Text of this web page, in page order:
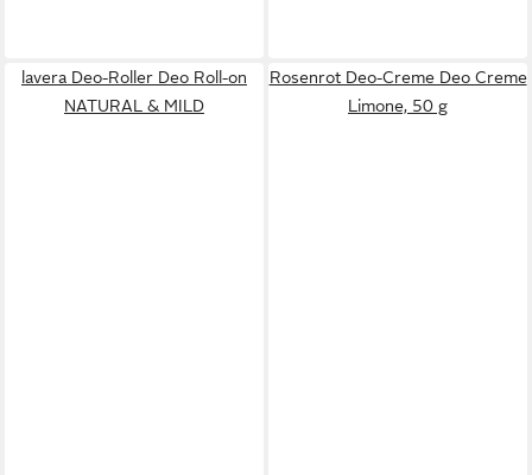
lavera Deo-Roller Deo Roll-on
NATURAL & MILD
Rosenrot Deo-Creme Deo Creme
Limone, 50 g